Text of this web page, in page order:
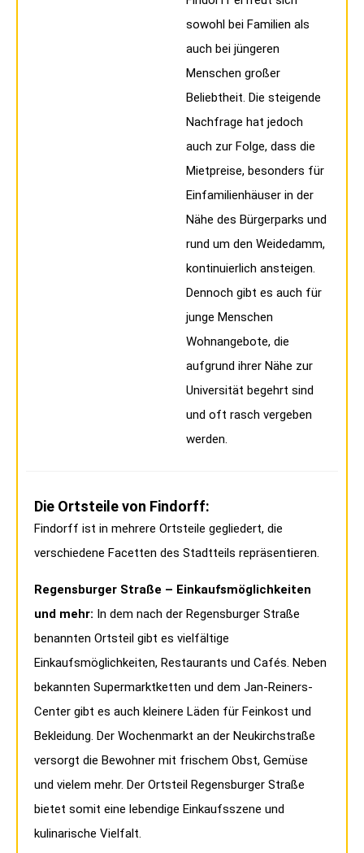
sowohl bei Familien als
auch bei jüngeren
Menschen großer
Beliebtheit. Die steigende
Nachfrage hat jedoch
auch zur Folge, dass die
Mietpreise, besonders für
Einfamilienhäuser in der
Nähe des Bürgerparks und
rund um den Weidedamm,
kontinuierlich ansteigen.
Dennoch gibt es auch für
junge Menschen
Wohnangebote, die
aufgrund ihrer Nähe zur
Universität begehrt sind
und oft rasch vergeben
werden.
Die Ortsteile von Findorff:
Findorff ist in mehrere Ortsteile gegliedert, die
verschiedene Facetten des Stadtteils repräsentieren.
Regensburger Straße – Einkaufsmöglichkeiten
und mehr: In dem nach der Regensburger Straße
benannten Ortsteil gibt es vielfältige
Einkaufsmöglichkeiten, Restaurants und Cafés. Neben
bekannten Supermarktketten und dem Jan-Reiners-
Center gibt es auch kleinere Läden für Feinkost und
Bekleidung. Der Wochenmarkt an der Neukirchstraße
versorgt die Bewohner mit frischem Obst, Gemüse
und vielem mehr. Der Ortsteil Regensburger Straße
bietet somit eine lebendige Einkaufsszene und
kulinarische Vielfalt.